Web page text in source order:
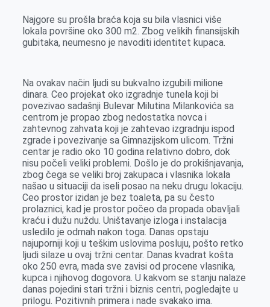
Najgore su prošla braća koja su bila vlasnici više
lokala površine oko 300 m2. Zbog velikih finansijskih
gubitaka, neumesno je navoditi identitet kupaca.
Na ovakav način ljudi su bukvalno izgubili milione
dinara. Ceo projekat oko izgradnje tunela koji bi
povezivao sadašnji Bulevar Milutina Milankovića sa
centrom je propao zbog nedostatka novca i
zahtevnog zahvata koji je zahtevao izgradnju ispod
zgrade i povezivanje sa Gimnazijskom ulicom. Tržni
centar je radio oko 10 godina relativno dobro, dok
nisu počeli veliki problemi. Došlo je do prokišnjavanja,
zbog čega se veliki broj zakupaca i vlasnika lokala
našao u situaciji da iseli posao na neku drugu lokaciju.
Ceo prostor izidan je bez toaleta, pa su često
prolaznici, kad je prostor počeo da propada obavljali
kraću i dužu nuždu. Uništavanje izloga i instalacija
usledilo je odmah nakon toga. Danas opstaju
najuporniji koji u teškim uslovima posluju, pošto retko
ljudi silaze u ovaj tržni centar. Danas kvadrat košta
oko 250 evra, mada sve zavisi od procene vlasnika,
kupca i njihovog dogovora. U kakvom se stanju nalaze
danas pojedini stari tržni i biznis centri, pogledajte u
prilogu. Pozitivnih primera i nade svakako ima.